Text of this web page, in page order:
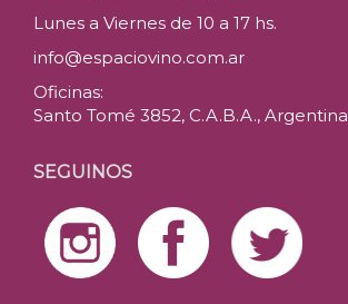
Lunes a Viernes de 10 a 17 hs.
info@espaciovino.com.ar
Oficinas:
Santo Tomé 3852, C.A.B.A., Argentina
SEGUINOS